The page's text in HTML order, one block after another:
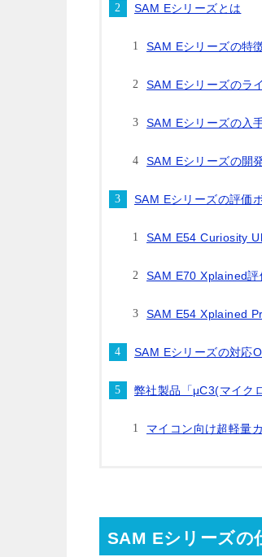
SAM Eシリーズとは
SAM Eシリーズの特
SAM Eシリーズのラ
SAM Eシリーズの入
SAM Eシリーズの開
SAM Eシリーズの評価
SAM E54 Curiosity
SAM E70 Xplained評
SAM E54 Xplained
SAM Eシリーズの対応
弊社製品「μC3(マイク
マイコン向け超軽量
SAM Eシリーズの